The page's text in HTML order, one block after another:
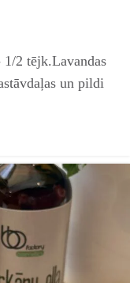
2 tējk.Lavandas
un pildi